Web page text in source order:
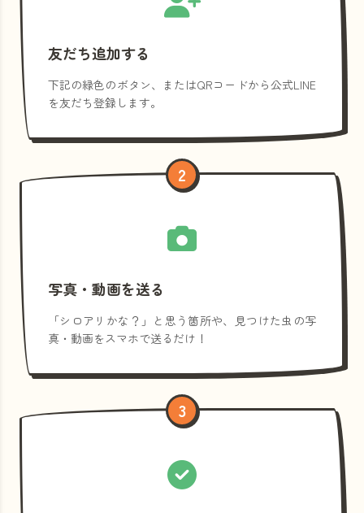
友だち追加する
下記の緑色のボタン、またはQRコードから公式LINE
を友だち登録します。
2
写真・動画を送る
「シロアリかな？」と思う箇所や、見つけた虫の写
真・動画をスマホで送るだけ！
3